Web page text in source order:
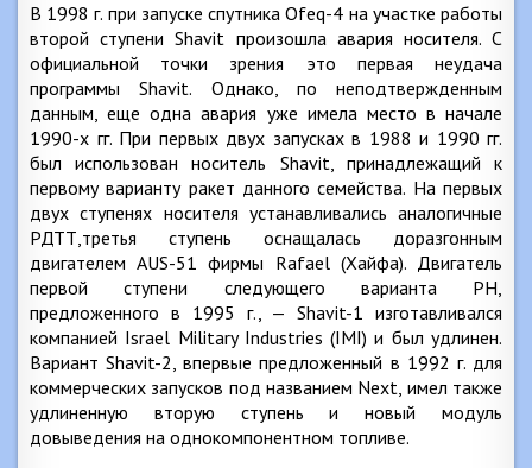
В 1998 г. при запуске спутника Ofeq-4 на участке работы
второй ступени Shavit произошла авария носителя. С
официальной точки зрения это первая неудача
программы Shavit. Однако, по неподтвержденным
данным, еще одна авария уже имела место в начале
1990-х гг. При первых двух запусках в 1988 и 1990 гг.
был использован носитель Shavit, принадлежащий к
первому варианту ракет данного семейства. На первых
двух ступенях носителя устанавливались аналогичные
РДТТ,третья ступень оснащалась доразгонным
двигателем AUS-51 фирмы Rafael (Хайфа). Двигатель
первой ступени следующего варианта РН,
предложенного в 1995 г., — Shavit-1 изготавливался
компанией Israel Military Industries (IMI) и был удлинен.
Вариант Shavit-2, впервые предложенный в 1992 г. для
коммерческих запусков под названием Next, имел также
удлиненную вторую ступень и новый модуль
довыведения на однокомпонентном топливе.